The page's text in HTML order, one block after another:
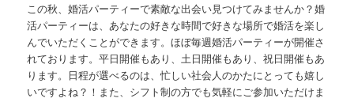
この秋、婚活パーティーで素敵な出会い見つけてみませんか？婚
活パーティーは、あなたの好きな時間で好きな場所で婚活を楽し
んでいただくことができます。ほぼ毎週婚活パーティーが開催さ
れております。平日開催もあり、土日開催もあり、祝日開催もあ
ります。日程が選べるのは、忙しい社会人のかたにとっても嬉し
いですよね？！また、シフト制の方でも気軽にご参加いただけま